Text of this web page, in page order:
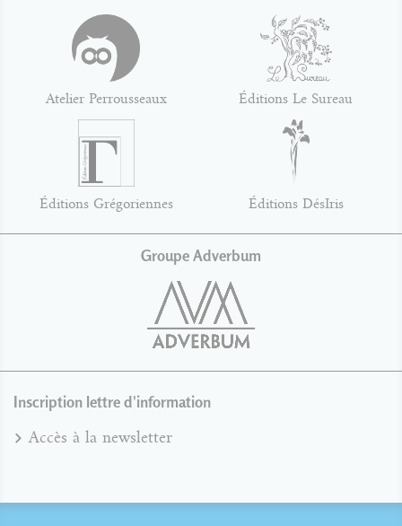
Atelier Perrousseaux Éditions Le Sureau
Éditions Grégoriennes Éditions DésIris
Groupe Adverbum
Inscription lettre d'information
Accès à la newsletter